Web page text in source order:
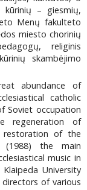
– giesmių,
Menų fakulteto
miesto chorinių
religinis
skambėjimo
abundance of
catholic
Soviet occupation
regeneration of
restoration of the
(1988) the main
music in
University
of various